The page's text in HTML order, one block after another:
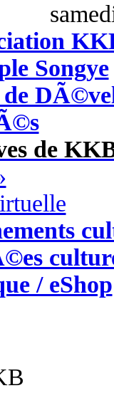
Songye
de
/ eShop